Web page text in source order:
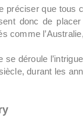
préciser que tous
donc de
comme
se déroule
durant les